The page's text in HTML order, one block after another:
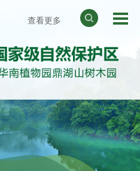
查看更多
天气预报
华南植物园